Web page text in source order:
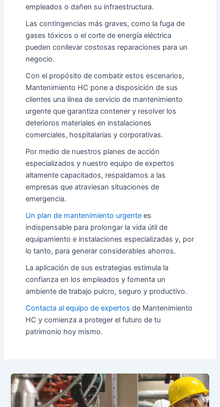
empleados o dañen su infraestructura.
Las contingencias más graves, como la fuga de
gases tóxicos o el corte de energía eléctrica
pueden conllevar costosas reparaciones para un
negocio.
Con el propósito de combatir estos escenarios,
Mantenimiento HC pone a disposición de sus
clientes una línea de servicio de mantenimiento
urgenteque garantiza contener y resolver los
deterioros materiales en instalaciones
comerciales, hospitalarias y corporativas.
Por medio de nuestros planes de acción
especializados y nuestro equipo de expertos
altamente capacitados, respaldamos a las
empresas que atraviesan situaciones de
emergencia.
Un plan de mantenimiento urgentees
indispensable para prolongar la vida útil de
equipamiento e instalaciones especializadas y, por
lo tanto, para generar considerables ahorros.
La aplicación de sus estrategias estimula la
confianza en los empleados y fomenta un
ambiente de trabajo pulcro, seguro y productivo.
Contacta al equipo de expertos de Mantenimiento
HC y comienza a proteger el futuro de tu
patrimonio hoy mismo.